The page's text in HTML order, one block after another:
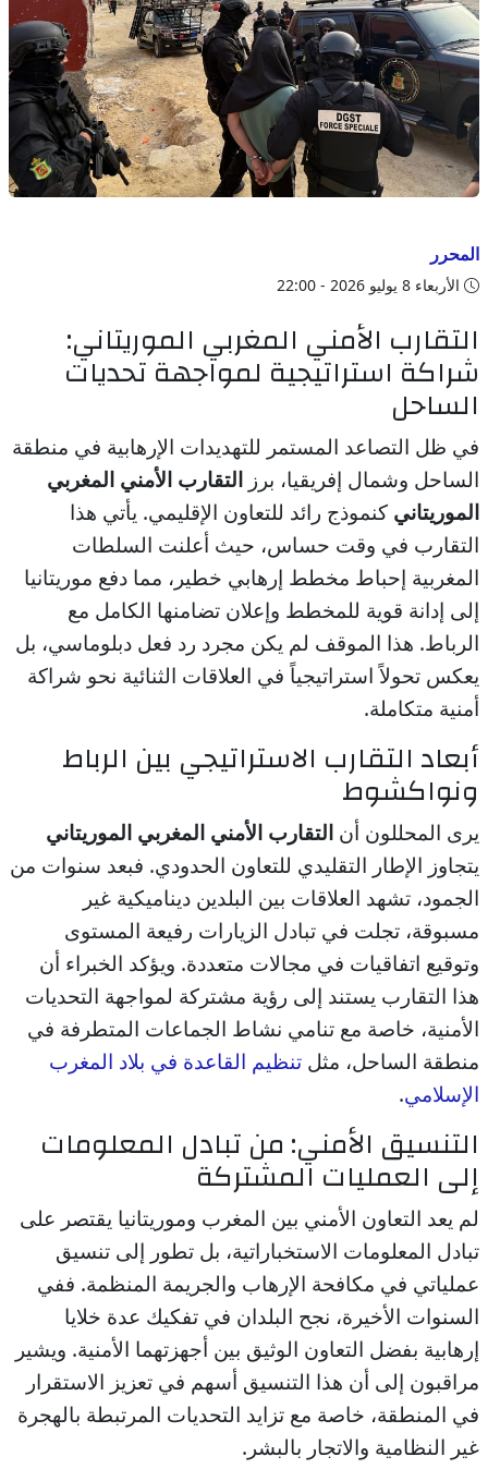
المحرر
الأربعاء 8 يوليو 2026 - 22:00
التقارب الأمني المغربي الموريتاني:
شراكة استراتيجية لمواجهة تحديات
الساحل
في ظل التصاعد المستمر للتهديدات الإرهابية في منطقة
الساحل وشمال إفريقيا، برز التقارب الأمني المغربي
الموريتاني كنموذج رائد للتعاون الإقليمي. يأتي هذا
التقارب في وقت حساس، حيث أعلنت السلطات
المغربية إحباط مخطط إرهابي خطير، مما دفع موريتانيا
إلى إدانة قوية للمخطط وإعلان تضامنها الكامل مع
الرباط. هذا الموقف لم يكن مجرد رد فعل دبلوماسي، بل
يعكس تحولاً استراتيجياً في العلاقات الثنائية نحو شراكة
أمنية متكاملة.
أبعاد التقارب الاستراتيجي بين الرباط
ونواكشوط
يرى المحللون أن التقارب الأمني المغربي الموريتاني
يتجاوز الإطار التقليدي للتعاون الحدودي. فبعد سنوات من
الجمود، تشهد العلاقات بين البلدين ديناميكية غير
مسبوقة، تجلت في تبادل الزيارات رفيعة المستوى
وتوقيع اتفاقيات في مجالات متعددة. ويؤكد الخبراء أن
هذا التقارب يستند إلى رؤية مشتركة لمواجهة التحديات
الأمنية، خاصة مع تنامي نشاط الجماعات المتطرفة في
منطقة الساحل، مثل تنظيم القاعدة في بلاد المغرب
الإسلامي.
التنسيق الأمني: من تبادل المعلومات
إلى العمليات المشتركة
لم يعد التعاون الأمني بين المغرب وموريتانيا يقتصر على
تبادل المعلومات الاستخباراتية، بل تطور إلى تنسيق
عملياتي في مكافحة الإرهاب والجريمة المنظمة. ففي
السنوات الأخيرة، نجح البلدان في تفكيك عدة خلايا
إرهابية بفضل التعاون الوثيق بين أجهزتهما الأمنية. ويشير
مراقبون إلى أن هذا التنسيق أسهم في تعزيز الاستقرار
في المنطقة، خاصة مع تزايد التحديات المرتبطة بالهجرة
غير النظامية والاتجار بالبشر.